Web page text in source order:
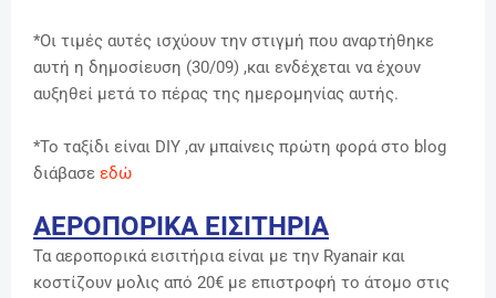
*Οι τιμές αυτές ισχύουν την στιγμή που αναρτήθηκε
αυτή η δημοσίευση (30/09) ,και ενδέχεται να έχουν
αυξηθεί μετά το πέρας της ημερομηνίας αυτής.
*Το ταξίδι είναι DIY ,αν μπαίνεις πρώτη φορά στο blog
διάβασε εδώ
ΑΕΡΟΠΟΡΙΚΑ ΕΙΣΙΤΗΡΙΑ
Τα αεροπορικά εισιτήρια είναι με την Ryanair και
κοστίζουν μολις από 20€ με επιστροφή το άτομο στις